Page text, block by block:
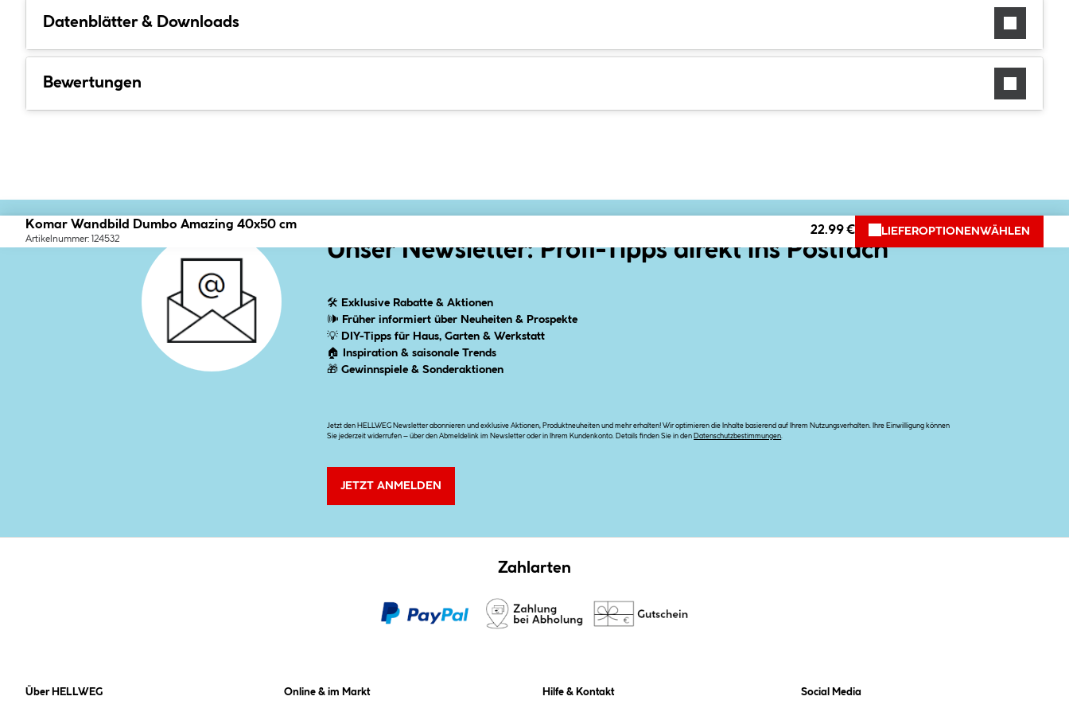
Datenblätter & Downloads
Bewertungen
Komar Wandbild Dumbo Amazing 40x50 cm
Artikelnummer: 124532
22.99 € LIEFEROPTIONEN WÄHLEN
Unser Newsletter: Profi-Tipps direkt ins Postfach
🛠 Exklusive Rabatte & Aktionen
🕪 Früher informiert über Neuheiten & Prospekte
💡 DIY-Tipps für Haus, Garten & Werkstatt
🏠
Inspiration & saisonale Trends
🎁Gewinnspiele & Sonderaktionen
Jetzt den HELLWEG Newsletter abonnieren und exklusive Aktionen, Produktneuheiten und mehr erhalten! Wir optimieren die Inhalte basierend auf Ihrem Nutzungsverhalten. Ihre Einwilligung können
Sie jederzeit widerrufen – über den Abmeldelink im Newsletter oder in Ihrem Kundenkonto. Details finden Sie in den Datenschutzbestimmungen
JETZT ANMELDEN
Zahlarten
Über HELLWEG Online & im Markt Hilfe & Kontakt Social Media